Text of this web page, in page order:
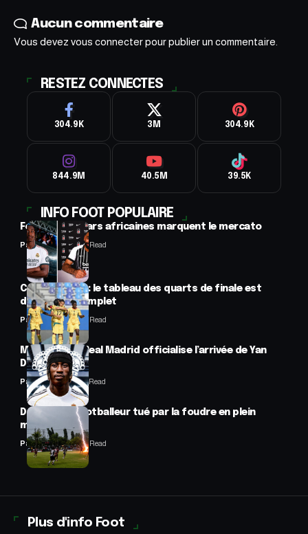
Aucun commentaire
Vous devez vous connecterpour publier un commentaire.
RESTEZ CONNECTES
304.9K 3M 304.9K
844.9M 40.5M 39.5K
INFO FOOT POPULAIRE
Football : 2 stars africaines marquent le mercato
Panafrofoot2 Min Read
CAN féminine : le tableau des quarts de finale est
désormais complet
Panafrofoot2 Min Read
Mercato : Le Real Madrid officialise l’arrivée de Yan
Diomandé
Panafrofoot1 Min Read
Drame : un footballeur tué par la foudre en plein
match
Panafrofoot2 Min Read
Plus d'info Foot